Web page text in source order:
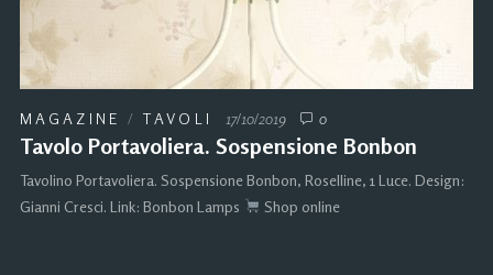
MAGAZINE /TAVOLI 17/10/2019 0
Tavolo Portavoliera. Sospensione Bonbon
Tavolino Portavoliera. Sospensione Bonbon, Roselline, 1 Luce. Design:
Gianni Cresci. Link: Bonbon Lamps
Shop online